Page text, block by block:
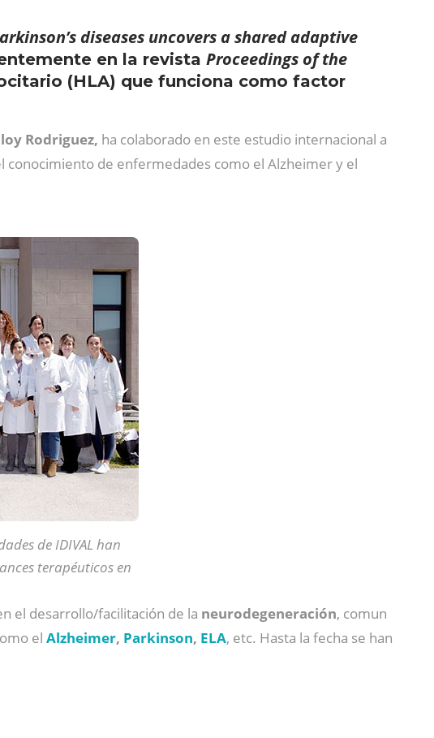
diseases uncovers a shared adaptive
en la revista Proceedings of the
(HLA) que funciona como factor
Rodriguez, ha colaborado en este estudio internacional a
conocimiento de enfermedades como el Alzheimer y el
de IDIVAL han
terapéuticos en
el desarrollo/facilitación de la neurodegeneración, comun
el Alzheimer, Parkinson, ELA, etc. Hasta la fecha se han